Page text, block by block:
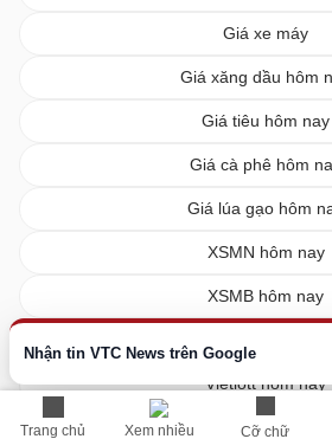
Trang chủ Xem nhiều Cỡ chữ
Nhận tin VTC News trên Google
Giá xe máy
Giá xăng dầu hôm
Giá tiêu hôm nay
Giá cà phê hôm
Giá lúa gạo hôm
XSMN hôm nay
XSMB hôm nay
Vietlott hôm nay